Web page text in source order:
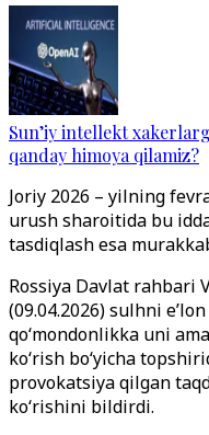
Sun’iy intellekt
qanday himoya qilamiz?
Joriy 2026 – yilning
urush sharoitida bu
tasdiqlash esa
Rossiya Davlat rahbari
(09.04.2026) sulhni
qo‘mondonlikka uni
ko‘rish bo‘yicha
provokatsiya qilgan
ko‘rishini bildirdi.